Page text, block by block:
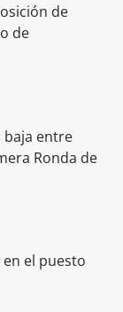
de
de
baja entre
Ronda de
el puesto